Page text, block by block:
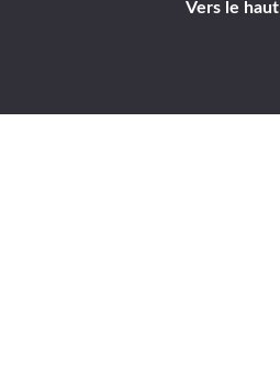
Vers le haut